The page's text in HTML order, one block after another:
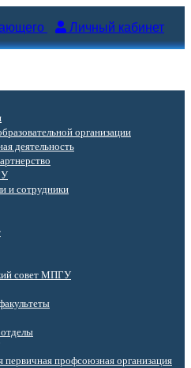
Личный кабинет
организации
деятельность
и сотрудники
совет МПГУ
первичная профсоюзная организация